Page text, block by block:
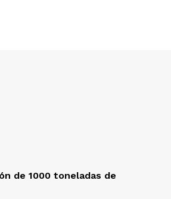
de 1000 toneladas de